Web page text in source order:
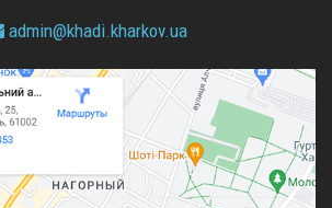
admin@khadi.kharkov.ua